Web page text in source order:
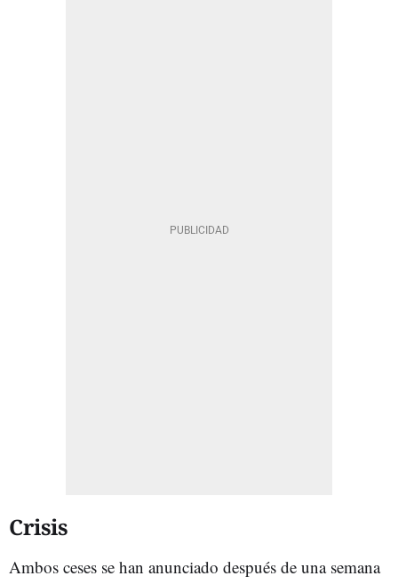
Crisis
Ambos ceses se han anunciado después de una semana